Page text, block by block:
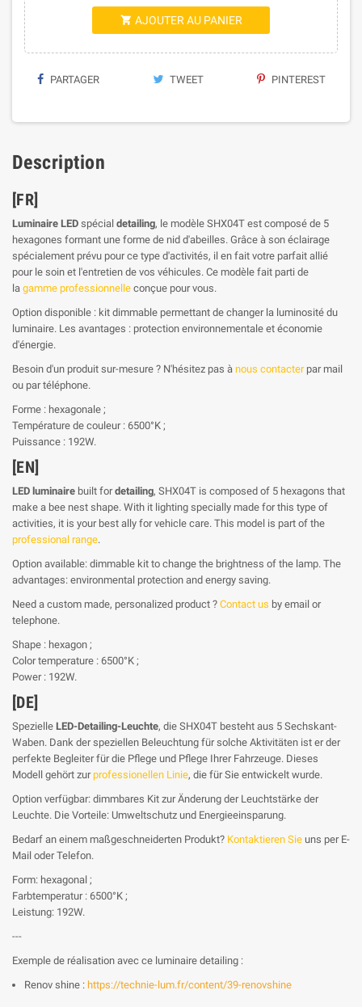
 AJOUTER AU PANIER
PARTAGER TWEET PINTEREST
Description
[FR]
Luminaire LED spécial detailing, le modèle SHX04T est composé de 5
hexagones formant une forme de nid d'abeilles. Grâce à son éclairage
spécialement prévu pour ce type d'activités, il en fait votre parfait allié
pour le soin et l'entretien de vos véhicules. Ce modèle fait parti de
la gamme professionnelle conçue pour vous.
Option disponible : kit dimmable permettant de changer la luminosité du
luminaire. Les avantages : protection environnementale et économie
d'énergie.
Besoin d'un produit sur-mesure ? N'hésitez pas à nous contacterpar mail
ou par téléphone.
Forme : hexagonale ;
Température de couleur : 6500°K ;
Puissance : 192W.
[EN]
LED luminaire built fordetailing, SHX04T is composed of 5 hexagons that
make a bee nest shape. With it lighting specially made for this type of
activities, it is your best ally for vehicle care. This model is part of the
professional range.
Option available: dimmable kit to change the brightness of the lamp. The
advantages: environmental protection and energy saving.
Need a custom made, personalized product ? Contact us by email or
telephone.
Shape : hexagon ;
Color temperature : 6500°K ;
Power : 192W.
[DE]
Spezielle LED-Detailing-Leuchte, die SHX04T besteht aus 5 Sechskant-
Waben. Dank der speziellen Beleuchtung für solche Aktivitäten ist er der
perfekte Begleiter für die Pflege und Pflege Ihrer Fahrzeuge. Dieses
Modell gehört zurprofessionellen Linie, die für Sie entwickelt wurde.
Option verfügbar: dimmbares Kit zur Änderung der Leuchtstärke der
Leuchte. Die Vorteile: Umweltschutz und Energieeinsparung.
Bedarf an einem maßgeschneiderten Produkt? Kontaktieren Sie uns per E-
Mail oder Telefon.
Form: hexagonal ;
Farbtemperatur : 6500°K ;
Leistung: 192W.
---
Exemple de réalisation avec ce luminaire detailing :
Renov shine : https://technie-lum.fr/content/39-renovshine